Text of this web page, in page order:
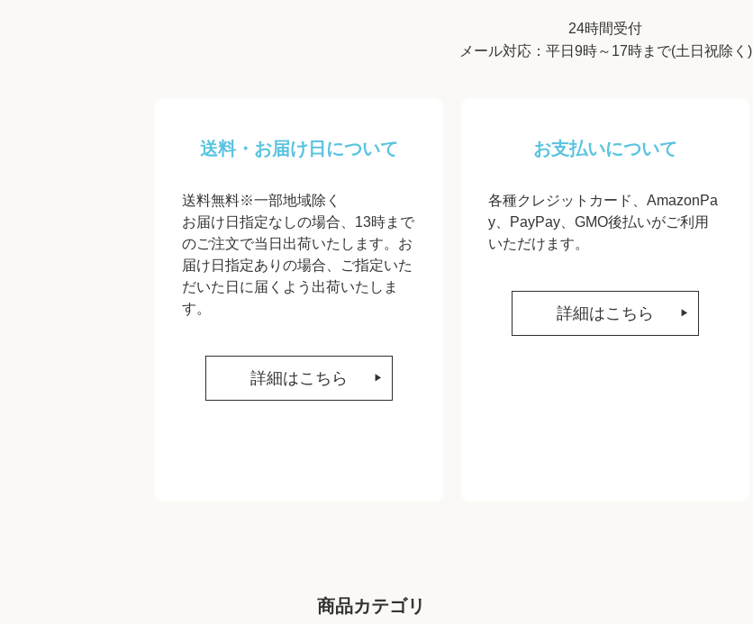
24時間受付
メール対応：平日9時～17時まで(土日祝除く)
送料・お届け日について
送料無料※一部地域除く
お届け日指定なしの場合、13時まで
のご注文で当日出荷いたします。お
届け日指定ありの場合、ご指定いた
だいた日に届くよう出荷いたしま
す。
詳細はこちら
お支払いについて
各種クレジットカード、AmazonPa
y、PayPay、GMO後払いがご利用
いただけます。
詳細はこちら
商品カテゴリ